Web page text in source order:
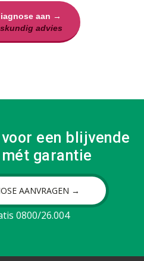
aan →
advies
een blijvende
garantie
AANVRAGEN →
0800/26.004